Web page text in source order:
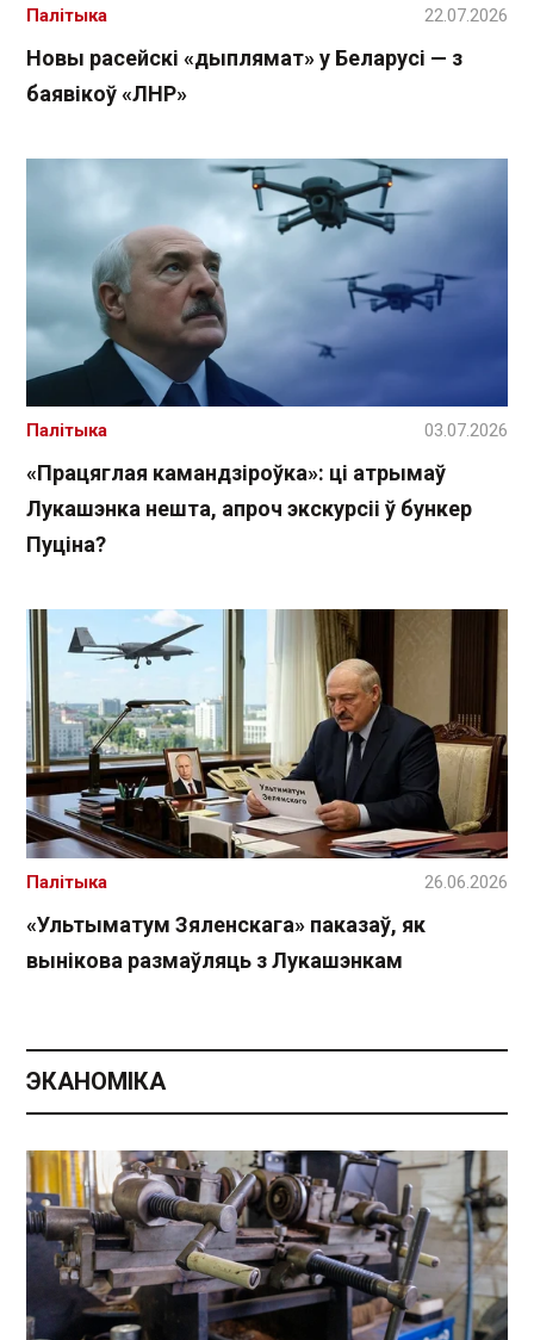
Новы расейскі «дыплямат» у Беларусі — з
баявікоў «ЛНР»
Палітыка 22.07.2026
«Працяглая камандзіроўка»: ці атрымаў
Лукашэнка нешта, апроч экскурсіі ў бункер
Пуціна?
Палітыка 03.07.2026
«Ультыматум Зяленскага» паказаў, як
вынікова размаўляць з Лукашэнкам
Палітыка 26.06.2026
ЭКАНОМІКА